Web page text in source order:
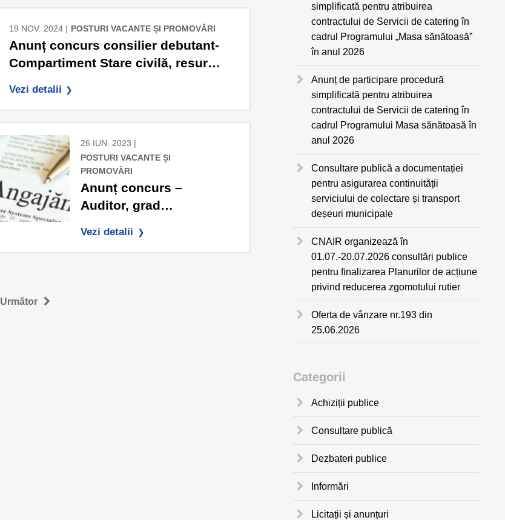
19 NOV. 2024 | POSTURI VACANTE ȘI PROMOVĂRI
Anunț concurs consilier debutant-
Compartiment Stare civilă, resurse
Vezi detalii
26 IUN. 2023 |
POSTURI VACANTE ȘI
PROMOVĂRI
Anunț concurs –
Auditor, grad
Vezi detalii
Următor
simplificată pentru atribuirea
contractului de Servicii de catering în
cadrul Programului „Masa sănătoasă”
în anul 2026
Anunț de participare procedură
simplificată pentru atribuirea
contractului de Servicii de catering în
cadrul Programului Masa sănătoasă în
anul 2026
Consultare publică a documentației
pentru asigurarea continuității
serviciului de colectare și transport
deșeuri municipale
CNAIR organizează în
01.07.-20.07.2026 consultări publice
pentru finalizarea Planurilor de acțiune
privind reducerea zgomotului rutier
Oferta de vânzare nr.193 din
25.06.2026
Categorii
Achiziții publice
Consultare publică
Dezbateri publice
Informări
Licitații și anunțuri